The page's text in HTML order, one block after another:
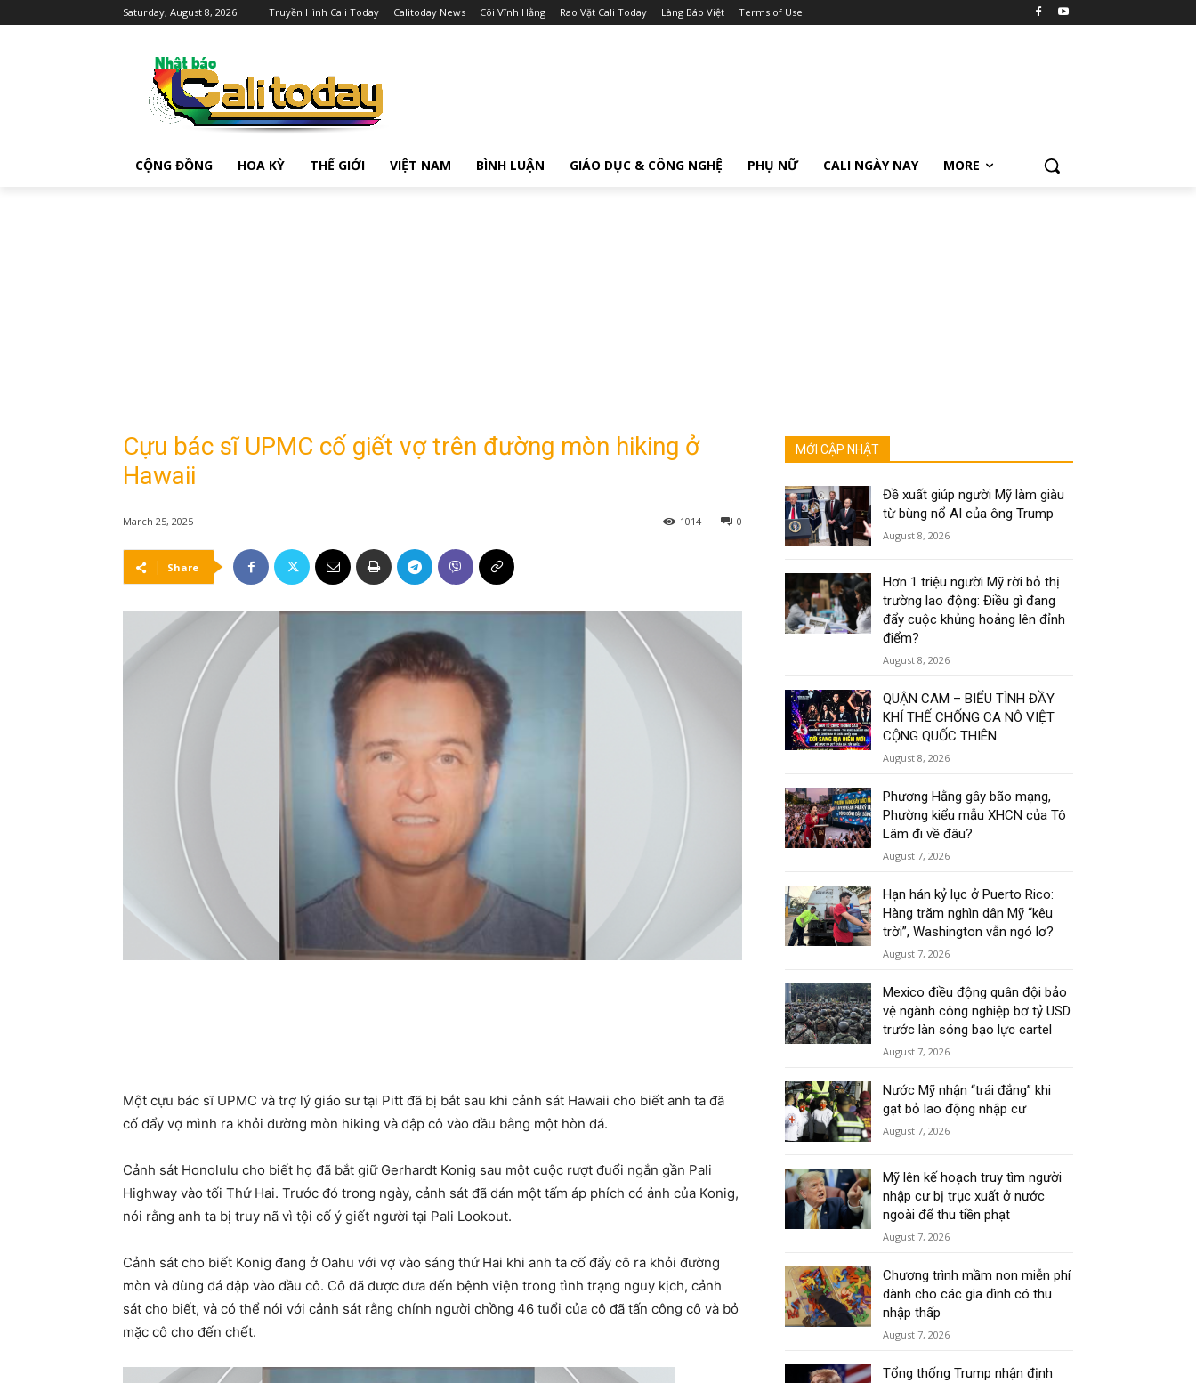
Saturday, August 8, 2026 Truyền Hình Cali Today Calitoday News Cõi Vĩnh Hằng Rao Vặt Cali Today Làng Báo Việt Terms of Use
CỘNG ĐỒNG HOA KỲ THẾ GIỚI VIỆT NAM BÌNH LUẬN GIÁO DỤC & CÔNG NGHỆ PHỤ NỮ CALI NGÀY NAY MORE
Cựu bác sĩ UPMC cố giết vợ trên đường mòn hiking ở
Hawaii
March 25, 2025 0
1014
Share
Một cựu bác sĩ UPMC và trợ lý giáo sư tại Pitt đã bị bắt sau khi cảnh sát Hawaii cho biết anh ta đã
cố đẩy vợ mình ra khỏi đường mòn hiking và đập cô vào đầu bằng một hòn đá.
Cảnh sát Honolulu cho biết họ đã bắt giữ Gerhardt Konig sau một cuộc rượt đuổi ngắn gần Pali
Highway vào tối Thứ Hai. Trước đó trong ngày, cảnh sát đã dán một tấm áp phích có ảnh của Konig,
nói rằng anh ta bị truy nã vì tội cố ý giết người tại Pali Lookout.
Cảnh sát cho biết Konig đang ở Oahu với vợ vào sáng thứ Hai khi anh ta cố đẩy cô ra khỏi đường
mòn và dùng đá đập vào đầu cô. Cô đã được đưa đến bệnh viện trong tình trạng nguy kịch, cảnh
sát cho biết, và có thể nói với cảnh sát rằng chính người chồng 46 tuổi của cô đã tấn công cô và bỏ
mặc cô cho đến chết.
MỚI CẬP NHẬT
Đề xuất giúp người Mỹ làm giàu
từ bùng nổ AI của ông Trump
August 8, 2026
Hơn 1 triệu người Mỹ rời bỏ thị
trường lao động: Điều gì đang
đẩy cuộc khủng hoảng lên đỉnh
điểm?
August 8, 2026
QUẬN CAM – BIỂU TÌNH ĐẦY
KHÍ THẾ CHỐNG CA NÔ VIỆT
CỘNG QUỐC THIÊN
August 8, 2026
Phương Hằng gây bão mạng,
Phường kiểu mẫu XHCN của Tô
Lâm đi về đâu?
August 7, 2026
Hạn hán kỷ lục ở Puerto Rico:
Hàng trăm nghìn dân Mỹ “kêu
trời”, Washington vẫn ngó lơ?
August 7, 2026
Mexico điều động quân đội bảo
vệ ngành công nghiệp bơ tỷ USD
trước làn sóng bạo lực cartel
August 7, 2026
Nước Mỹ nhận “trái đắng” khi
gạt bỏ lao động nhập cư
August 7, 2026
Mỹ lên kế hoạch truy tìm người
nhập cư bị trục xuất ở nước
ngoài để thu tiền phạt
August 7, 2026
Chương trình mầm non miễn phí
dành cho các gia đình có thu
nhập thấp
August 7, 2026
Tổng thống Trump nhận định